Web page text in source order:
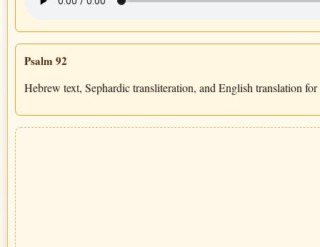
Psalm 92
Hebrew text, Sephardic transliteration, and English translation